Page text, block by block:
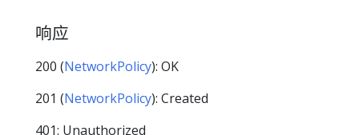
响应
200 (NetworkPolicy): OK
201 (NetworkPolicy): Created
401: Unauthorized